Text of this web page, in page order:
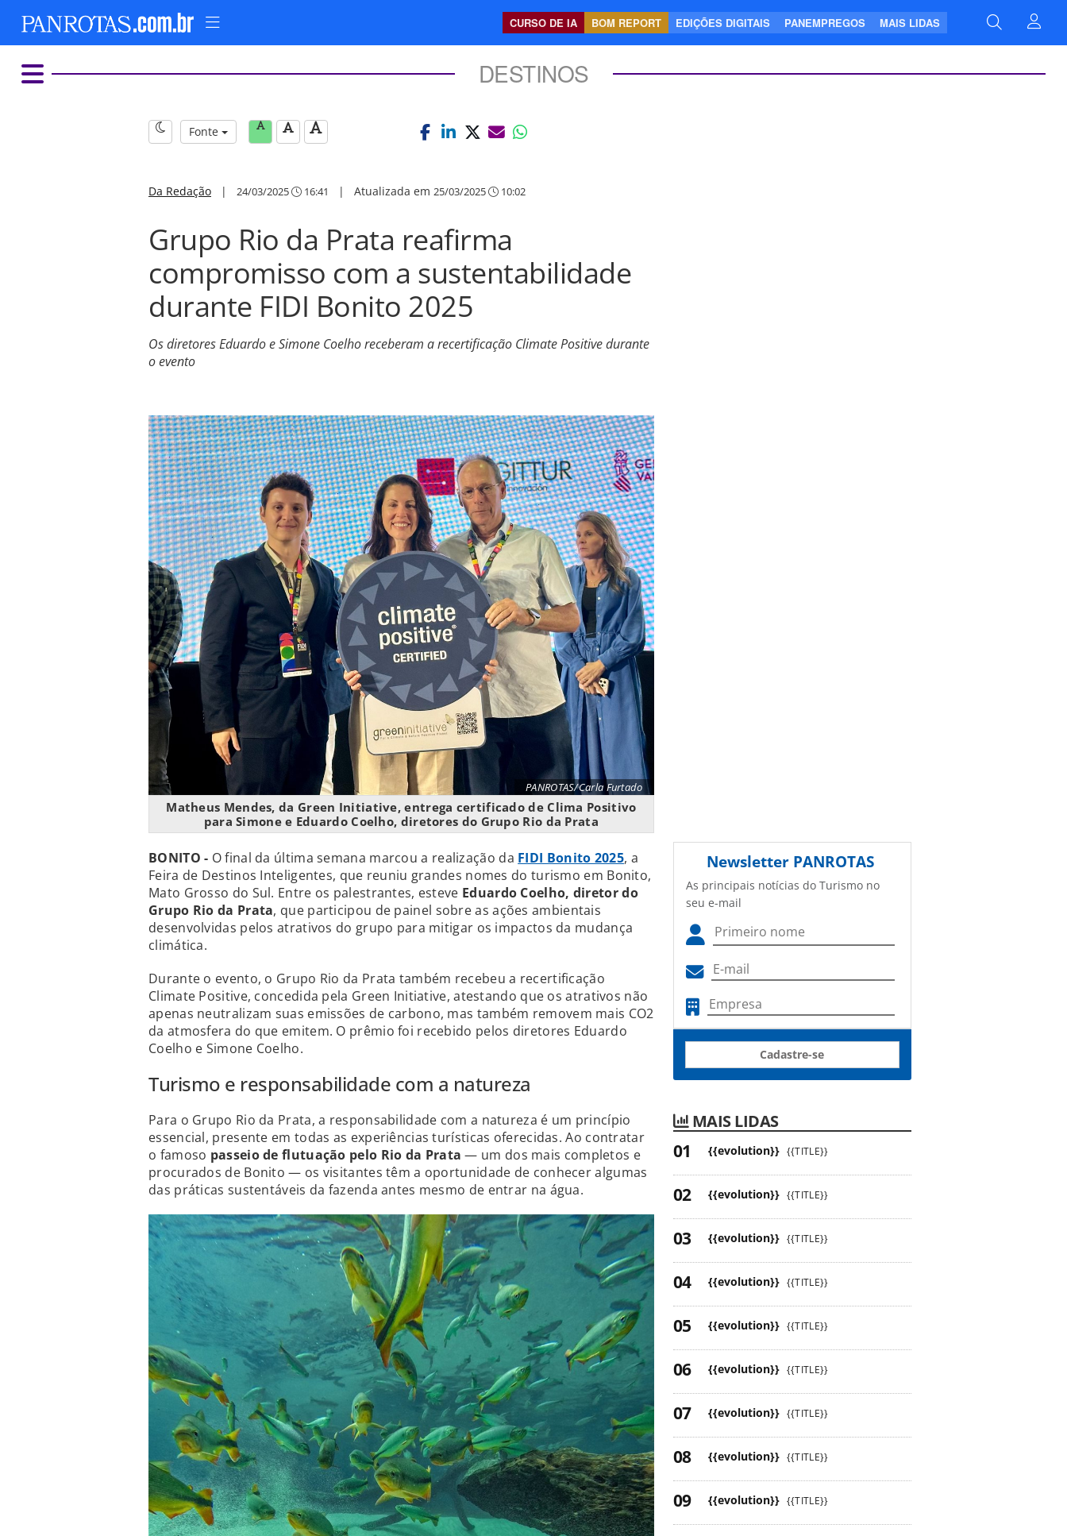
CURSO DE IA BOM REPORT EDIÇÕES DIGITAIS PANEMPREGOS MAIS LIDAS
DESTINOS
Fonte
Da Redação | 24/03/2025 16:41 | Atualizada em 25/03/2025 10:02
Grupo Rio da Prata reafirma
compromisso com a sustentabilidade
durante FIDI Bonito 2025
Os diretores Eduardo e Simone Coelho receberam a recertificação Climate Positive durante
o evento
PANROTAS/Carla Furtado
Matheus Mendes, da Green Initiative, entrega certificado de Clima Positivo
para Simone e Eduardo Coelho, diretores do Grupo Rio da Prata
BONITO - O final da última semana marcou a realização da FIDI Bonito 2025, a
Feira de Destinos Inteligentes, que reuniu grandes nomes do turismo em Bonito,
Mato Grosso do Sul. Entre os palestrantes, esteve Eduardo Coelho, diretor do
Grupo Rio da Prata, que participou de painel sobre as ações ambientais
desenvolvidas pelos atrativos do grupo para mitigar os impactos da mudança
climática.
Durante o evento, o Grupo Rio da Prata também recebeu a recertificação
Climate Positive, concedida pela Green Initiative, atestando que os atrativos não
apenas neutralizam suas emissões de carbono, mas também removem mais CO2
da atmosfera do que emitem. O prêmio foi recebido pelos diretores Eduardo
Coelho e Simone Coelho.
Turismo e responsabilidade com a natureza
Para o Grupo Rio da Prata, a responsabilidade com a natureza é um princípio
essencial, presente em todas as experiências turísticas oferecidas. Ao contratar
o famoso passeio de flutuação pelo Rio da Prata — um dos mais completos e
procurados de Bonito — os visitantes têm a oportunidade de conhecer algumas
das práticas sustentáveis da fazenda antes mesmo de entrar na água.
Newsletter PANROTAS
As principais notícias do Turismo no
seu e-mail
Cadastre-se
MAIS LIDAS
{{evolution}} {{TITLE}}
{{evolution}} {{TITLE}}
{{evolution}} {{TITLE}}
{{evolution}} {{TITLE}}
{{evolution}} {{TITLE}}
{{evolution}} {{TITLE}}
{{evolution}} {{TITLE}}
{{evolution}} {{TITLE}}
{{evolution}} {{TITLE}}